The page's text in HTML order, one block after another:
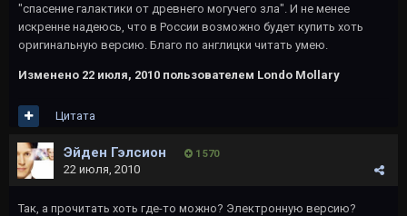
"спасение галактики от древнего могучего зла". И не менее
искренне надеюсь, что в России возможно будет купить хоть
оригинальную версию. Благо по англицки читать умею.
Изменено 22 июля, 2010 пользователем Londo Mollary
Цитата
Эйден Гэлсион 1 570
22 июля, 2010
Так, а прочитать хоть где-то можно? Электронную версию?